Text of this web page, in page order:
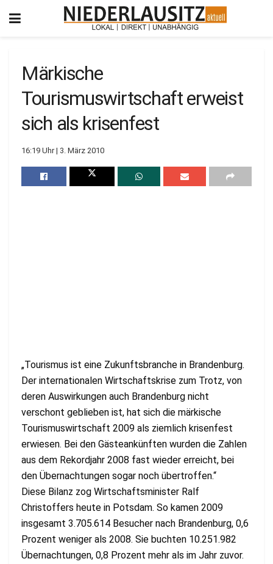
Märkische
Tourismuswirtschaft erweist
sich als krisenfest
16:19 Uhr | 3. März 2010
„Tourismus ist eine Zukunftsbranche in Brandenburg.
Der internationalen Wirtschaftskrise zum Trotz, von
deren Auswirkungen auch Brandenburg nicht
verschont geblieben ist, hat sich die märkische
Tourismuswirtschaft 2009 als ziemlich krisenfest
erwiesen. Bei den Gästeankünften wurden die Zahlen
aus dem Rekordjahr 2008 fast wieder erreicht, bei
den Übernachtungen sogar noch übertroffen.“
Diese Bilanz zog Wirtschaftsminister Ralf
Christoffers heute in Potsdam. So kamen 2009
insgesamt 3.705.614 Besucher nach Brandenburg, 0,6
Prozent weniger als 2008. Sie buchten 10.251.982
Übernachtungen, 0,8 Prozent mehr als im Jahr zuvor.